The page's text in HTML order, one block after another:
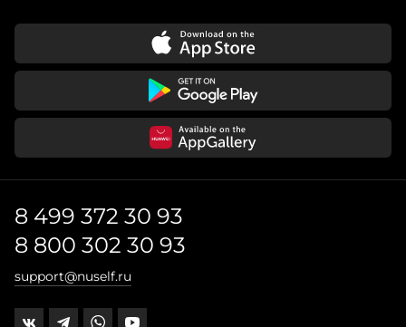
8 499 372 30 93
8 800 302 30 93
support@nuself.ru